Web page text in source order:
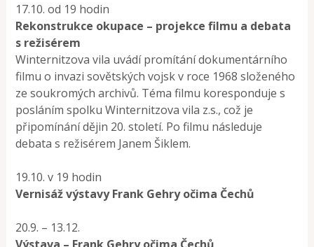
17.10. od 19 hodin
Rekonstrukce okupace – projekce filmu a debata
s režisérem
Winternitzova vila uvádí promítání dokumentárního
filmu o invazi sovětských vojsk v roce 1968 složeného
ze soukromých archivů. Téma filmu koresponduje s
posláním spolku Winternitzova vila z.s., což je
připomínání dějin 20. století. Po filmu následuje
debata s režisérem Janem Šiklem.
19.10. v 19 hodin
Vernisáž výstavy Frank Gehry očima Čechů
20.9. – 13.12.